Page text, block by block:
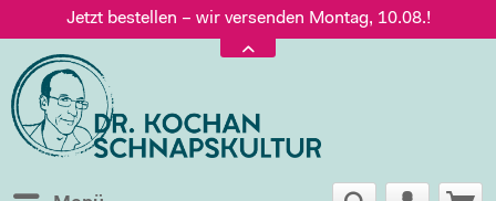
Jetzt bestellen – wir versenden Montag, 10.08.!
Versand nur 5,60 €, gratis ab 95 € Warenwert
Jetzt bestellen – wir versenden Montag, 10.08.!